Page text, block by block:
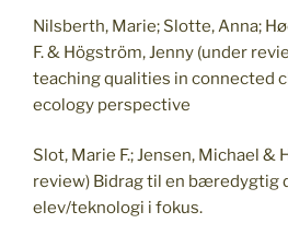
Nilsberth, Marie; Slotte, Anna;
F. & Högström, Jenny (under
teaching qualities in connected
ecology perspective
Slot, Marie F.; Jensen, Michael &
review) Bidrag til en bæredygtig
elev/teknologi i fokus.